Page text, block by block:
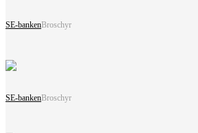
SE-bankenBroschyr
SE-bankenBroschyr